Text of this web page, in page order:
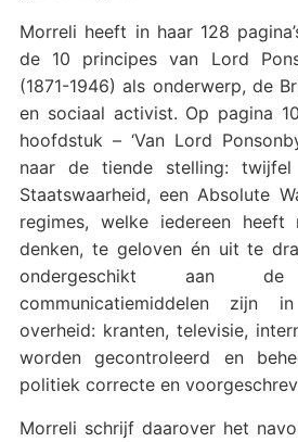
Morreli heeft in haar 128
de 10 principes van Lord
(1871-1946) als onderwerp, de
en sociaal activist. Op pagina
hoofdstuk – ‘Van Lord
naar de tiende stelling:
Staatswaarheid, een Absolute
regimes, welke iedereen
denken, te geloven én uit te
ondergeschikt aan
communicatiemiddelen zijn
overheid: kranten, televisie,
worden gecontroleerd en
politiek correcte en
Morreli schrijf daarover het